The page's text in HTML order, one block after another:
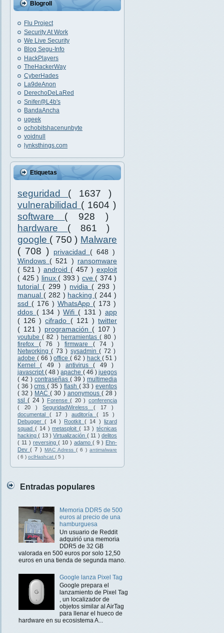
Blogroll
Flu Project
Security At Work
We Live Security
Blog Segu-Info
HackPlayers
TheHackerWay
CyberHades
La9deAnon
DerechoDeLaRed
Snifer@L4b's
BandaAncha
ugeek
ochobitshacenunbyte
voidnull
lynksthings.com
Etiquetas
seguridad ( 1637 )
vulnerabilidad ( 1604 )
software ( 928 )
hardware ( 861 )
google ( 750 ) Malware
( 708 )
privacidad ( 648 )
Windows ( 521 ) ransomware
( 521 ) android ( 457 ) exploit
( 425 ) linux ( 393 ) cve ( 374 )
tutorial ( 299 ) nvidia ( 293 )
manual ( 282 ) hacking ( 244 )
ssd ( 176 ) WhatsApp ( 173 )
ddos ( 134 )Wifi ( 131 ) app
( 126 )cifrado ( 121 )twitter
( 121 ) programación ( 107 )
youtube( 82 ) herramientas( 80 )
firefox ( 76 ) firmware ( 74 )
Networking( 73 ) sysadmin( 72 )
adobe ( 66 )office( 62 ) hack ( 51 )
Kernel( 49 ) antivirus( 49 )
javascript( 48 )apache ( 46 ) juegos
( 42 ) contraseñas ( 39 ) multimedia
( 36 )cms( 35 ) flash ( 33 )eventos
( 32 ) MAC( 30 ) anonymous ( 28 )
ssl( 24 ) Forense( 20 ) conferencia
( 20 )SeguridadWireless ( 17 )
documental ( 17 ) auditoría ( 15 )
Debugger( 14 ) Rootkit ( 14 ) lizard
squad ( 14 )metasploit( 13 ) técnicas
hacking( 13 )Virtualización ( 11 ) delitos
( 11 ) reversing ( 10 ) adamo ( 9 ) Ehn-
Dev ( 7 ) MAC Adress ( 6 ) antimalware
( 6 ) oclHashcat ( 5 )
Entradas populares
Memoria DDR5 de 500
euros al precio de una
hamburguesa
Un usuario de Reddit
adquirió una memoria
DDR5 de 32 GB
valorada en 500 euros por solo 12,50
euros en una tienda de segunda mano.
Google lanza Pixel Tag
Google prepara el
lanzamiento de Pixel Tag
, un localizador de
objetos similar al AirTag
para llenar el hueco de
hardware en su ecosistema A...